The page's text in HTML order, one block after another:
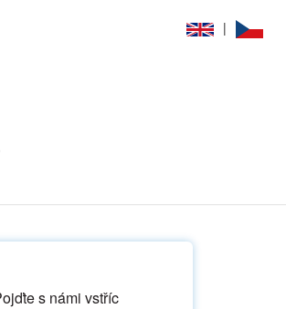
|
s námi vstříc